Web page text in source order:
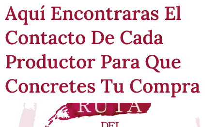
De Doñihue
Rescatando la tradición del vino Chacolí y el aguardiente
de Doñihue
Aquí Encontraras El
Contacto De Cada
Productor Para Que
Concretes Tu Compra